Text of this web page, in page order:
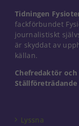
Tidningen
fackförbundet
journalistiskt
är skyddat av
källan.
Chefredaktör
Ställföreträdande
Lyssna